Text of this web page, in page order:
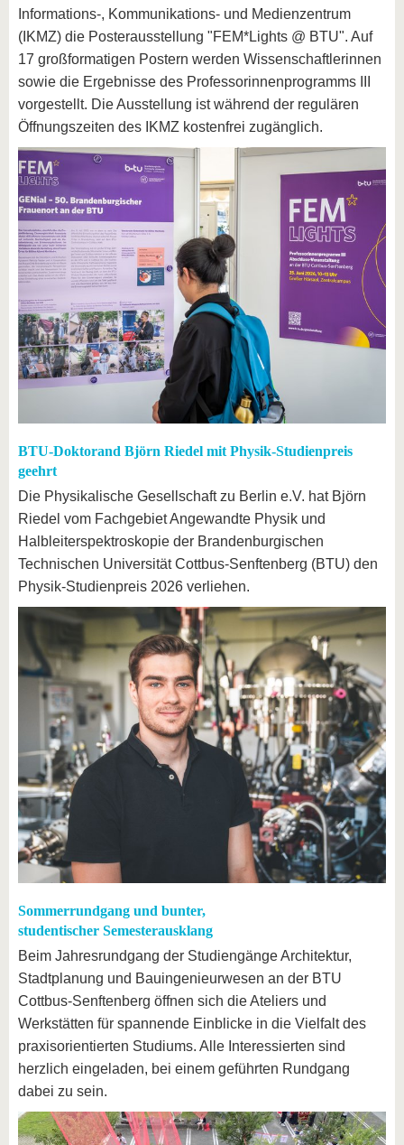
Informations-, Kommunikations- und Medienzentrum
(IKMZ) die Posterausstellung "FEM*Lights @ BTU". Auf
17 großformatigen Postern werden Wissenschaftlerinnen
sowie die Ergebnisse des Professorinnenprogramms III
vorgestellt. Die Ausstellung ist während der regulären
Öffnungszeiten des IKMZ kostenfrei zugänglich.
BTU-Doktorand Björn Riedel mit Physik-Studienpreis
geehrt
Die Physikalische Gesellschaft zu Berlin e.V. hat Björn
Riedel vom Fachgebiet Angewandte Physik und
Halbleiterspektroskopie der Brandenburgischen
Technischen Universität Cottbus-Senftenberg (BTU) den
Physik-Studienpreis 2026 verliehen.
Sommerrundgang und bunter,
studentischer Semesterausklang
Beim Jahresrundgang der Studiengänge Architektur,
Stadtplanung und Bauingenieurwesen an der BTU
Cottbus-Senftenberg öffnen sich die Ateliers und
Werkstätten für spannende Einblicke in die Vielfalt des
praxisorientierten Studiums. Alle Interessierten sind
herzlich eingeladen, bei einem geführten Rundgang
dabei zu sein.